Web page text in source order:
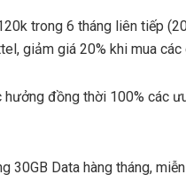
trong 6 tháng liên tiếp
giảm giá 20% khi mua
đồng thời 100% các
30GB Data hàng tháng,